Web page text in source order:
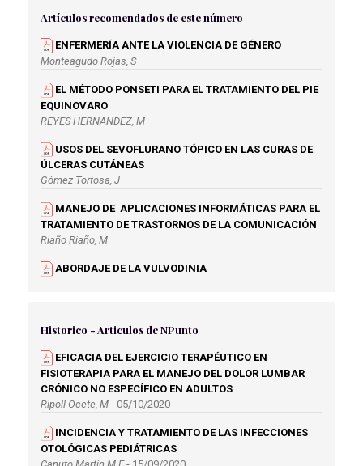
Artículos recomendados de este número
ENFERMERÍA ANTE LA VIOLENCIA DE GÉNERO
Monteagudo Rojas, S
EL MÉTODO PONSETI PARA EL TRATAMIENTO DEL PIE
EQUINOVARO
REYES HERNANDEZ, M
USOS DEL SEVOFLURANO TÓPICO EN LAS CURAS DE
ÚLCERAS CUTÁNEAS
Gómez Tortosa, J
MANEJO DE APLICACIONES INFORMÁTICAS PARA EL
TRATAMIENTO DE TRASTORNOS DE LA COMUNICACIÓN
Riaño Riaño, M
ABORDAJE DE LA VULVODINIA
ENFERMERA GESTORA DE CASOS EN ATENCIÓN
Arribas Moya, E
BENEFICIOS DE LA VENTILACIÓN MECÁNICA NO
INVASIVA EN PACIENTES TERMINALES
TERAPIA DE REALIDAD VIRTUAL Y SU APLICACIÓN EN
EL DOLOR DEL MIEMBRO FANTASMA
Historico - Articulos de NPunto
EFICACIA DEL EJERCICIO TERAPÉUTICO EN
FISIOTERAPIA PARA EL MANEJO DEL DOLOR LUMBAR
CRÓNICO NO ESPECÍFICO EN ADULTOS
Ripoll Ocete, M - 05/10/2020
INCIDENCIA Y TRATAMIENTO DE LAS INFECCIONES
OTOLÓGICAS PEDIÁTRICAS